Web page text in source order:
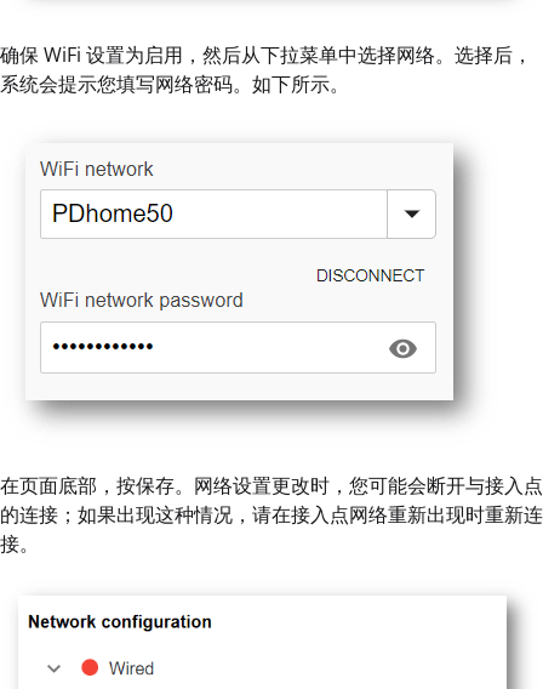
确保 WiFi 设置为启用，然后从下拉菜单中选择网络。选择后，
系统会提示您填写网络密码。如下所示。
在页面底部，按保存。网络设置更改时，您可能会断开与接入点
的连接；如果出现这种情况，请在接入点网络重新出现时重新连
接。